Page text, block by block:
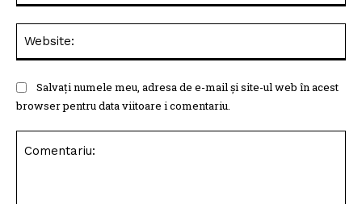
Salvați numele meu, adresa de e-mail și site-ul web în acest
browser pentru data viitoare i comentariu.